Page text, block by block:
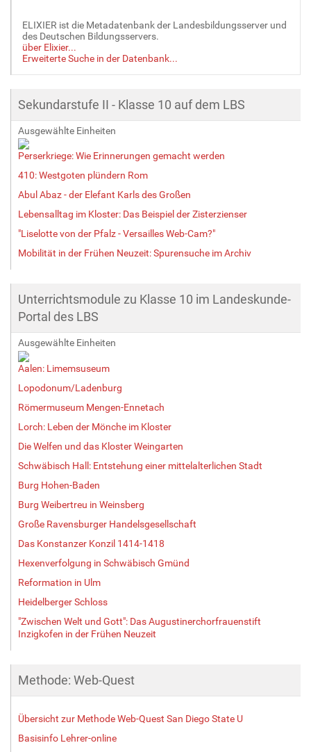
ELIXIER ist die Metadatenbank der Landesbildungsserver und
des Deutschen Bildungsservers.
über Elixier...
Erweiterte Suche in der Datenbank...
Sekundarstufe II - Klasse 10 auf dem LBS
Ausgewählte Einheiten
Perserkriege: Wie Erinnerungen gemacht werden
410: Westgoten plündern Rom
Abul Abaz - der Elefant Karls des Großen
Lebensalltag im Kloster: Das Beispiel der Zisterzienser
"Liselotte von der Pfalz - Versailles Web-Cam?"
Mobilität in der Frühen Neuzeit: Spurensuche im Archiv
Unterrichtsmodule zu Klasse 10 im Landeskunde-
Portal des LBS
Ausgewählte Einheiten
Aalen: Limemsuseum
Lopodonum/Ladenburg
Römermuseum Mengen-Ennetach
Lorch: Leben der Mönche im Kloster
Die Welfen und das Kloster Weingarten
Schwäbisch Hall: Entstehung einer mittelalterlichen Stadt
Burg Hohen-Baden
Burg Weibertreu in Weinsberg
Große Ravensburger Handelsgesellschaft
Das Konstanzer Konzil 1414-1418
Hexenverfolgung in Schwäbisch Gmünd
Reformation in Ulm
Heidelberger Schloss
"Zwischen Welt und Gott": Das Augustinerchorfrauenstift
Inzigkofen in der Frühen Neuzeit
Methode: Web-Quest
Übersicht zur Methode Web-Quest San Diego State U
Basisinfo Lehrer-online